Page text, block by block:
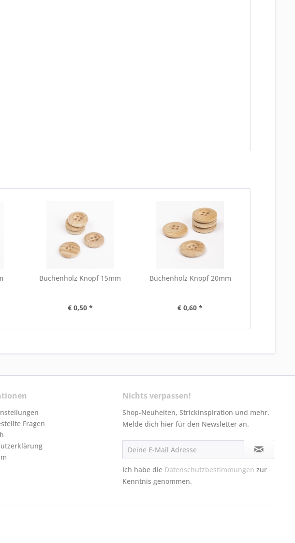
Buchenholz Knopf 15mm
€ 0,50 *
Buchenholz Knopf 20mm
€ 0,60 *
Fragen
Nichts verpassen!
Shop-Neuheiten, Strickinspiration und mehr.
Melde dich hier für den Newsletter an.
Ich habe die Datenschutzbestimmungen zur
Kenntnis genommen.